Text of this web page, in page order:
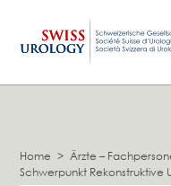
Home > Ärzte –
Schwerpunkt Rekonstruktive